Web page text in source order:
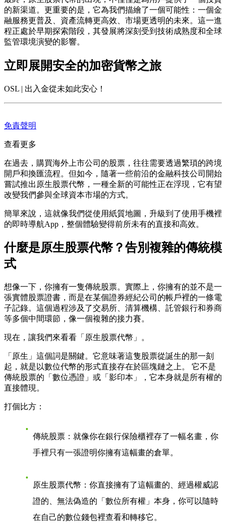
的新渠道。更重要的是，它為我們描繪了一個可能性：一個金
融服務更普及、資產流轉更高效、市場更透明的未來。這一進
程正處於早期探索階段，其發展將深刻受到技術成熟度和全球
監管環境演變的影響。
立即展開安全的加密貨幣之旅
OSL | 出入金從未如此安心！
免責聲明
查看更多
在過去，購買海外上市公司的股票，往往需要透過繁瑣的跨境
開戶和換匯流程。但如今，隨著一些前沿的金融科技公司開始
嘗試推出原生股票代幣，一種全新的可能性正在浮現，它有望
改變我們參與全球資本市場的方式。
簡單來說，這就像我們從使用紙質地圖，升級到了使用手機裡
的即時導航App，整個體驗變得前所未有的直接和高效。
什麼是原生股票代幣？告別複雜的傳統模
式
想像一下，你擁有一隻傳統股票。實際上，你擁有的並不是一
張實體股票證書，而是在某個證券經紀公司的帳戶裡的一條電
子記錄。這個過程涉及了交易所、清算機構、託管銀行和券商
等多個中間環節，像一個複雜的接力賽。
現在，讓我們來看看「原生股票代幣」。
「原生」這個詞是關鍵。它意味著這隻股票從誕生的那一刻
起，就是以數位代幣的形式直接存在於區塊鏈之上。 它不是
傳統股票的「數位憑證」或「影印本」，它本身就是所有權的
直接體現。
打個比方：
傳統股票 ：就像你在銀行保險櫃裡存了一幅名畫，你
手裡只有一張證明你擁有這幅畫的倉單。
原生股票代幣 ：你直接擁有了這幅畫的、經過權威認
證的、無法偽造的「數位所有權」本身，你可以隨時
在自己的數位錢包裡查看和轉移它。